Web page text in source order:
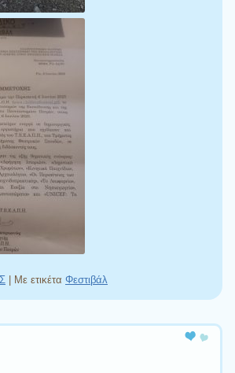
Με ετικέτα Φεστιβάλ
άρθρων